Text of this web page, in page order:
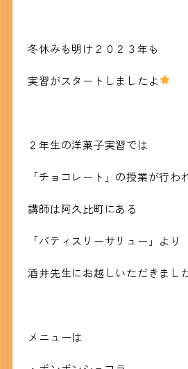
冬休みも明け２０２３年も
実習がスタートしましたよ
２年生の洋菓子実習では
「チョコレート」の授業が行わ
講師は阿久比町にある
「パティスリーサリュー」より
酒井先生にお越しいただきました
メニューは